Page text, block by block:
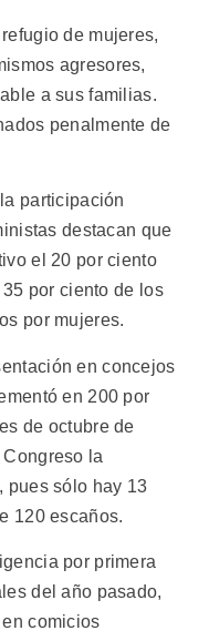
de mujeres,
agresores,
a sus familias.
penalmente de
participación
destacan que
el 20 por ciento
por ciento de los
por mujeres.
en concejos
en 200 por
de octubre de
la
pues sólo hay 13
120 escaños.
por primera
del año pasado,
comicios